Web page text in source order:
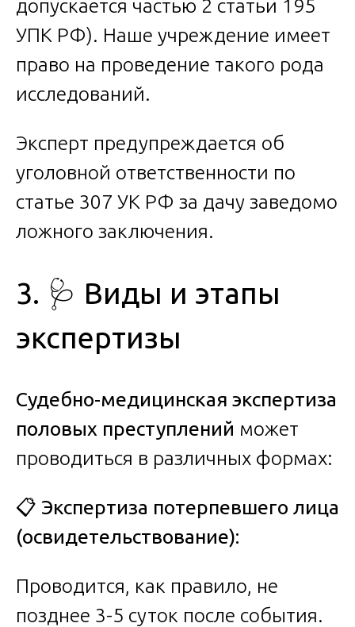
допускается частью 2 статьи 195
УПК РФ). Наше учреждение имеет
право на проведение такого рода
исследований.
Эксперт предупреждается об
уголовной ответственности по
статье 307 УК РФ за дачу заведомо
ложного заключения.
3. 🩺 Виды и этапы
экспертизы
Судебно-медицинская экспертиза
половых преступлений может
проводиться в различных формах:
📋 Экспертиза потерпевшего лица
(освидетельствование):
Проводится, как правило, не
позднее 3-5 суток после события.